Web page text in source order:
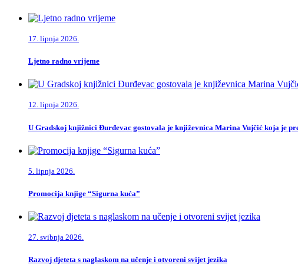
17. lipnja 2026.
Ljetno radno vrijeme
12. lipnja 2026.
U Gradskoj knjižnici Đurđevac gostovala je književnica Marina Vujčić koja je
5. lipnja 2026.
Promocija knjige “Sigurna kuća”
27. svibnja 2026.
Razvoj djeteta s naglaskom na učenje i otvoreni svijet jezika